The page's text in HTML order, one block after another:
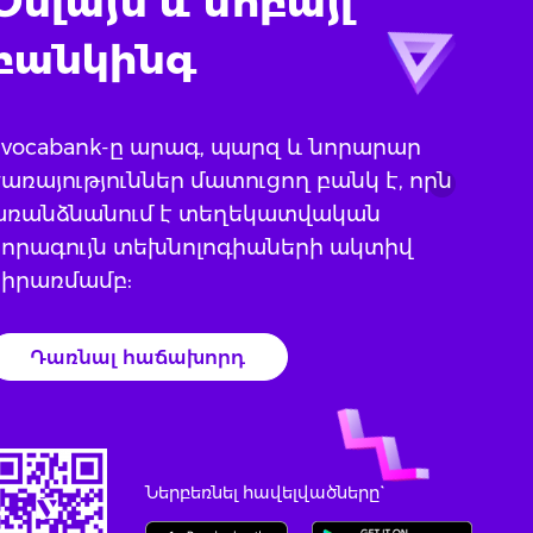
ը արագ, պարզ և նորարար
մատուցող բանկ է, որն
է տեղեկատվական
տեխնոլոգիաների ակտիվ
Դառնալ հաճախորդ
Ներբեռնել հավելվածները`